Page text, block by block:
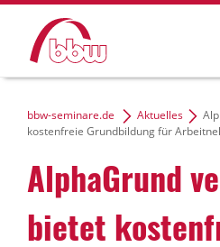
Weiterbildung
Förderungen
Projekte
bbw-seminare.de Aktuelles
kostenfreie Grundbildung für
AlphaGrund
bietet